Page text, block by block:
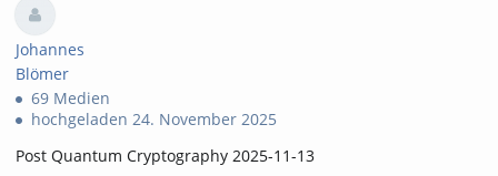
Johannes
Blömer
69 Medien
hochgeladen 24. November 2025
Post Quantum Cryptography 2025-11-13